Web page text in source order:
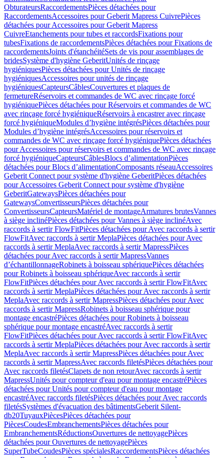
ObturateursRaccordementsPièces détachées pour
RaccordementsAccessoires pour Geberit Mapress CuivrePièces
détachées pour Accessoires pour Geberit Mapress
CuivreEtanchements pour tubes et raccordsFixations pour
tubesFixations de raccordementsPièces détachées pour Fixations de
raccordementsJoints d'étanchéitéSets de vis pour assemblages de
bridesSystème d'hygiène GeberitUnités de rinçage
hygiéniquesPièces détachées pour Unités de rinçage
hygiéniquesAccessoires pour unités de rinçage
hygiéniquesCapteursCâblesCouvertures et plaques de
fermetureRéservoirs et commandes de WC avec rinçage forcé
hygiéniquePièces détachées pour Réservoirs et commandes de WC
avec rinçage forcé hygiéniqueRéservoirs à encastrer avec rinçage
forcé hygiéniqueModules d’hygiène intégrésPièces détachées pour
Modules d’hygiène intégrésAccessoires pour réservoirs et
commandes de WC avec rinçage forcé hygiéniquePièces détachées
pour Accessoires pour réservoirs et commandes de WC avec rinçage
forcé hygiéniqueCapteursCâblesBlocs d’alimentationPièces
détachées pour Blocs d’alimentationComposants réseauAccessoires
Geberit Connect pour système d'hygiène GeberitPièces détachées
pour Accessoires Geberit Connect pour système d'hygiène
GeberitGatewaysPièces détachées pour
GatewaysConvertisseursPièces détachées pour
ConvertisseursCapteursMatériel de montageArmatures brutesVannes
à siège inclinéPièces détachées pour Vannes à siège inclinéAvec
raccords à sertir FlowFitPièces détachées pour Avec raccords à sertir
FlowFitAvec raccords à sertir MeplaPièces détachées pour Avec
raccords à sertir MeplaAvec raccords à sertir MapressPièces
détachées pour Avec raccords à sertir MapressVannes
d’échantillonnageRobinets à boisseau sphériquePièces détachées
pour Robinets à boisseau sphériqueAvec raccords à sertir
FlowFitPièces détachées pour Avec raccords à sertir FlowFitAvec
raccords à sertir MeplaPièces détachées pour Avec raccords à sertir
MeplaAvec raccords à sertir MapressPièces détachées pour Avec
raccords à sertir MapressRobinets à boisseau sphérique pour
montage encastréPièces détachées pour Robinets à boisseau
sphérique pour montage encastréAvec raccords à sertir
FlowFitPièces détachées pour Avec raccords à sertir FlowFitAvec
raccords à sertir MeplaPièces détachées pour Avec raccords à sertir
MeplaAvec raccords à sertir MapressPièces détachées pour Avec
raccords à sertir MapressAvec raccords filetésPièces détachées pour
Avec raccords filetésClapets de non retourAvec raccords à sertir
MapressUnités pour compteur d'eau pour montage encastréPièces
détachées pour Unités pour compteur d'eau pour montage
encastréAvec raccords filetésPièces détachées pour Avec raccords
filetésSystèmes d'évacuation des bâtimentsGeberit Silent-
db20TuyauxPiècesPièces détachées pour
PiècesCoudesEmbranchementsPièces détachées pour
EmbranchementsRéductionsOuvertures de nettoyagePièces
détachées pour Ouvertures de nettoyagePièces
SuperTubeCoudesPièces spécialesRaccordementsPièces détachées